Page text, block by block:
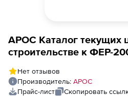
АРОС Каталог текущих
строительстве к ФЕР-
Калининградская
место
Нет отзывов
Производитель: АРОС
Прайс-лист
Скопировать